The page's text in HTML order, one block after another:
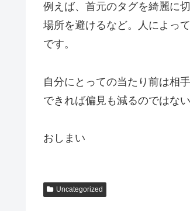
例えば、首元のタグを綺麗に
場所を避けるなど。人によっ
です。
自分にとっての当たり前は相
できれば偏見も減るのではない
おしまい
Uncategorized